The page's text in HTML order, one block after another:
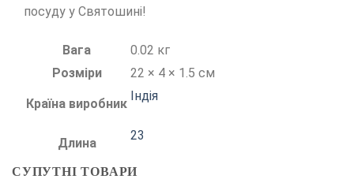
посуду у Святошині!
Вага
0.02 кг
Розміри
22 × 4 × 1.5 см
Країна виробник
Індія
Длина
23
СУПУТНІ ТОВАРИ